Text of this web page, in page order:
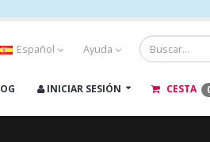
Español Ayuda
INICIAR SESIÓN CESTA